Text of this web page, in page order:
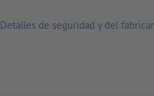
Detalles de seguridad y del